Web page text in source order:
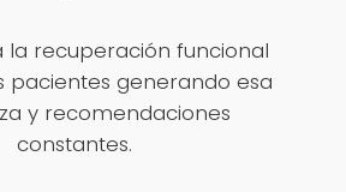
la recuperación funcional
pacientes generando esa
y recomendaciones
constantes.